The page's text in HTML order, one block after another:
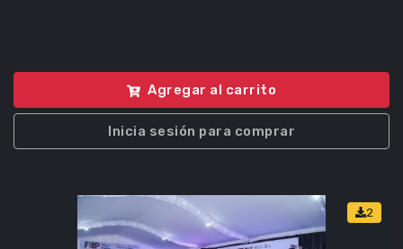
Agregar al carrito
Inicia sesión para comprar
2